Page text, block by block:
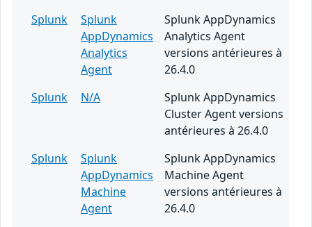
Splunk
Splunk
AppDynamics
Analytics
Agent
Splunk AppDynamics
Analytics Agent
versions antérieures à
26.4.0
Splunk
N/A
Splunk AppDynamics
Cluster Agent versions
antérieures à 26.4.0
Splunk
Splunk
AppDynamics
Machine
Agent
Splunk AppDynamics
Machine Agent
versions antérieures à
26.4.0